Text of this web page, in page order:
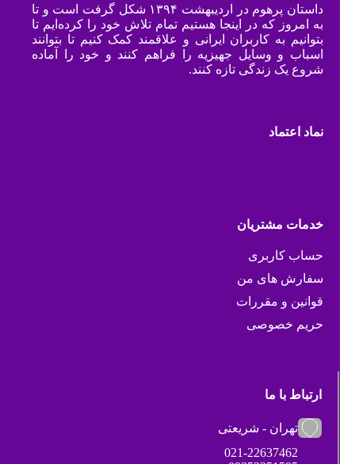
داستان پرهوم در اردیبهشت ۱۳۹۴ شکل گرفت است و تا
به امروز که در اینجا هستیم تمام تلاش خود را کرده‌ایم تا
بتوانیم به کاربران ایرانی و علاقمند کمک کنیم تا بتوانند
اسباب و وسایل جهیزیه را فراهم کنند و خود را آماده
شروع یک زندگی تازه کنند.
نماد اعتماد
خدمات مشتریان
حساب کاربری
سفارش های من
قوانین و مقررات
حریم خصوصی
ارتباط با ما
تهران - شریعتی
021-22637462